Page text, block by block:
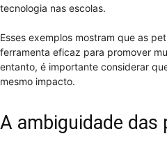
tecnologia nas escolas.
Esses exemplos mostram que as
ferramenta eficaz para promover
entanto, é importante considerar
mesmo impacto.
A ambiguidade das